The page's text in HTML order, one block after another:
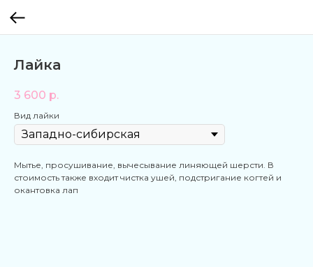
Лайка
3 600 р.
Вид лайки
Мытье, просушивание, вычесывание линяющей шерсти. В
стоимость также входит чистка ушей, подстригание когтей и
окантовка лап